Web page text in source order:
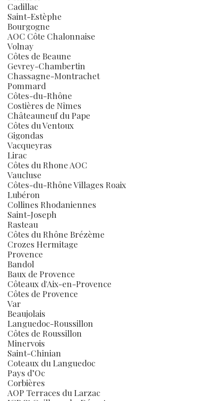
Cadillac
Saint-Estèphe
Bourgogne
AOC Côte Chalonnaise
Volnay
Côtes de Beaune
Gevrey-Chambertin
Chassagne-Montrachet
Pommard
Côtes-du-Rhône
Costières de Nîmes
Châteauneuf du Pape
Côtes du Ventoux
Gigondas
Vacqueyras
Lirac
Côtes du Rhone AOC
Vaucluse
Côtes-du-Rhône Villages Roaix
Lubéron
Collines Rhodaniennes
Saint-Joseph
Rasteau
Côtes du Rhône Brézème
Crozes Hermitage
Provence
Bandol
Baux de Provence
Côteaux d'Aix-en-Provence
Côtes de Provence
Var
Beaujolais
Languedoc-Roussillon
Côtes de Roussillon
Minervois
Saint-Chinian
Coteaux du Languedoc
Pays d’Oc
Corbières
AOP Terraces du Larzac